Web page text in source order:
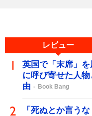
レビュー
英国で「末席」を
に呼び寄せた人
由
Book Bang
「死ぬとか言う